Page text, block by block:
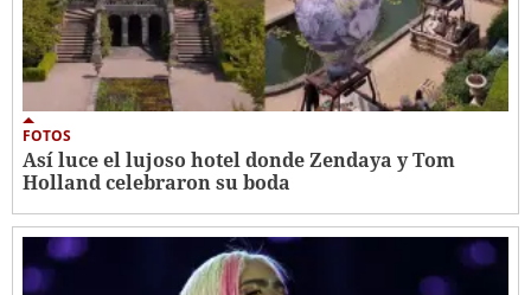
FOTOS
Así luce el lujoso hotel donde Zendaya y Tom
Holland celebraron su boda